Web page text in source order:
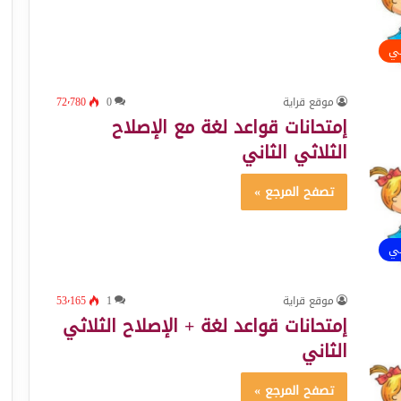
موقع قراية 0 72٬780
إمتحانات قواعد لغة مع الإصلاح
الثلاثي الثاني
تصفح المرجع »
موقع قراية 1 53٬165
إمتحانات قواعد لغة + الإصلاح الثلاثي
الثاني
تصفح المرجع »